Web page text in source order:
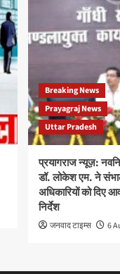
Breaking News
Prayagraj News
Uttar Pradesh
प्रयागराज न्यूज़:
डॉ. लोकेश एम. ने
अधिकारियों को दिए
निर्देश
जनवाद टाइम्स 6